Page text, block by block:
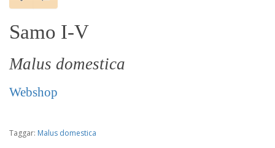
Samo I-V
Malus domestica
Webshop
Taggar: Malus domestica